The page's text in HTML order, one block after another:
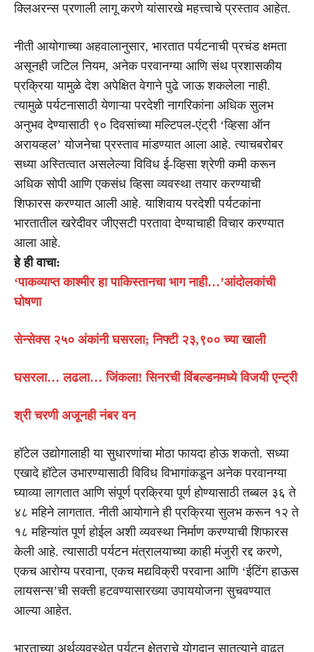
क्लिअरन्स प्रणाली लागू करणे यांसारखे महत्त्वाचे प्रस्ताव आहेत.
नीती आयोगाच्या अहवालानुसार, भारतात पर्यटनाची प्रचंड क्षमता
असूनही जटिल नियम, अनेक परवानग्या आणि संथ प्रशासकीय
प्रक्रिया यामुळे देश अपेक्षित वेगाने पुढे जाऊ शकलेला नाही.
त्यामुळे पर्यटनासाठी येणाऱ्या परदेशी नागरिकांना अधिक सुलभ
अनुभव देण्यासाठी ९० दिवसांच्या मल्टिपल-एंट्री ‘व्हिसा ऑन
अरायव्हल’ योजनेचा प्रस्ताव मांडण्यात आला आहे. त्याचबरोबर
सध्या अस्तित्वात असलेल्या विविध ई-व्हिसा श्रेणी कमी करून
अधिक सोपी आणि एकसंध व्हिसा व्यवस्था तयार करण्याची
शिफारस करण्यात आली आहे. याशिवाय परदेशी पर्यटकांना
भारतातील खरेदीवर जीएसटी परतावा देण्याचाही विचार करण्यात
आला आहे.
हे ही वाचा:
‘पाकव्याप्त काश्मीर हा पाकिस्तानचा भाग नाही…’आंदोलकांची
घोषणा
सेन्सेक्स २५० अंकांनी घसरला; निफ्टी २३,९०० च्या खाली
घसरला… लढला… जिंकला! सिनरची विंबल्डनमध्ये विजयी एन्ट्री
श्री चरणी अजूनही नंबर वन
हॉटेल उद्योगालाही या सुधारणांचा मोठा फायदा होऊ शकतो. सध्या
एखादे हॉटेल उभारण्यासाठी विविध विभागांकडून अनेक परवानग्या
घ्याव्या लागतात आणि संपूर्ण प्रक्रिया पूर्ण होण्यासाठी तब्बल ३६ ते
४८ महिने लागतात. नीती आयोगाने ही प्रक्रिया सुलभ करून १२ ते
१८ महिन्यांत पूर्ण होईल अशी व्यवस्था निर्माण करण्याची शिफारस
केली आहे. त्यासाठी पर्यटन मंत्रालयाच्या काही मंजुरी रद्द करणे,
एकच आरोग्य परवाना, एकच मद्यविक्री परवाना आणि ‘ईटिंग हाऊस
लायसन्स’ची सक्ती हटवण्यासारख्या उपाययोजना सुचवण्यात
आल्या आहेत.
भारताच्या अर्थव्यवस्थेत पर्यटन क्षेत्राचे योगदान सातत्याने वाढत